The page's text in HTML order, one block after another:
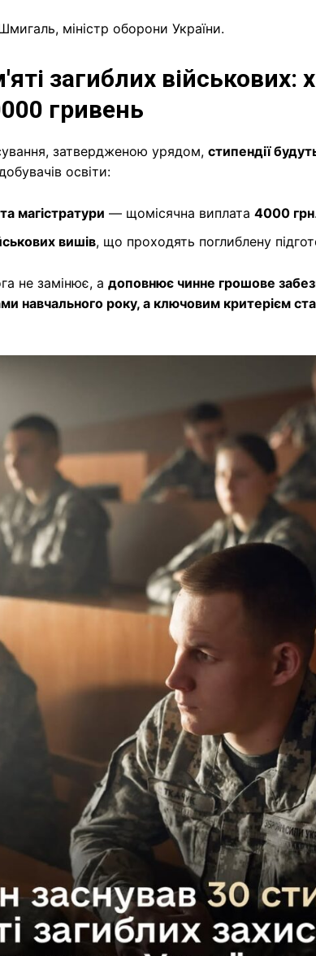
міністр оборони України.
загиблих військових:
гривень
затвердженою урядом, стипендії
освіти:
магістратури — щомісячна виплата 4000 грн.
вишів, що проходять поглиблену
не замінює, а доповнює чинне грошове
навчального року, а ключовим критерієм